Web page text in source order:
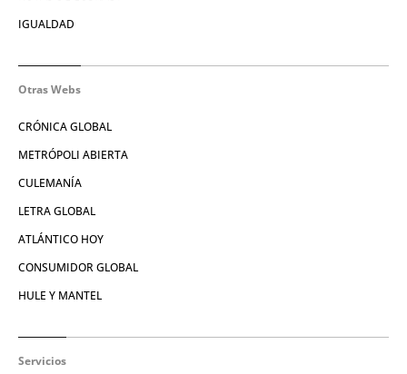
IGUALDAD
Otras Webs
CRÓNICA GLOBAL
METRÓPOLI ABIERTA
CULEMANÍA
LETRA GLOBAL
ATLÁNTICO HOY
CONSUMIDOR GLOBAL
HULE Y MANTEL
Servicios